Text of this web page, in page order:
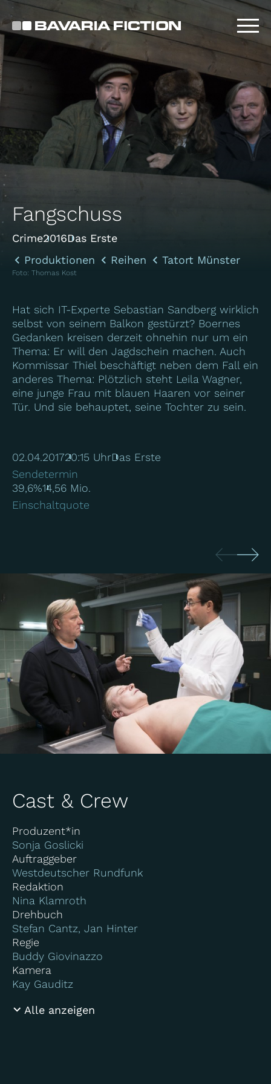
Direkt
zum
Inhalt
Fangschuss
Crime2016Das Erste
Produktionen
Reihen Tatort Münster
Foto: Thomas Kost
Hat sich IT-Experte Sebastian Sandberg wirklich
selbst von sei­nem Balkon gestürzt? Boernes
Gedanken kreisen derzeit ohnehin nur um ein
Thema: Er will den Jagdschein machen. Auch
Kommissar Thiel beschäftigt neben dem Fall ein
anderes Thema: Plötzlich steht Leila Wagner,
eine junge Frau mit blauen Haaren vor seiner
Tür. Und sie behauptet, seine Tochter zu sein.
02.04.201720:15 UhrDas Erste
Sendetermin
39,6%14,56 Mio.
Einschaltquote
Cast & Crew
Produzent*in
Sonja Goslicki
Auftraggeber
Westdeutscher Rundfunk
Redaktion
Nina Klamroth
Drehbuch
Stefan Cantz, Jan Hinter
Regie
Buddy Giovinazzo
Kamera
Kay Gauditz
Alle anzeigen